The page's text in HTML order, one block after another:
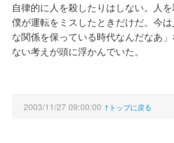
自律的に人を殺したりはしない。人
僕が運転をミスしたときだけだ。今
な関係を保っている時代なんだなあ
ない考えが頭に浮かんでいた。
2003/11/27 09:00:00 ↑トップに戻る